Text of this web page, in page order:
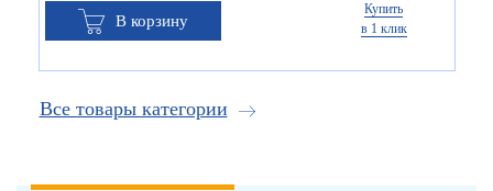
В корзину
Купить
в 1 клик
Все товары категории